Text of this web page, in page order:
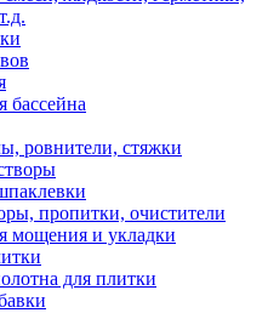
бассейна
ровнители, стяжки
пропитки, очистители
мощения и укладки
для плитки